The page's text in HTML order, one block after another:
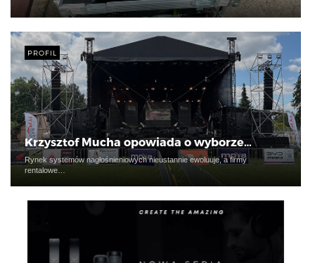
PROFIL
Krzysztof Mucha opowiada o wyborze…
Rynek systemów nagłośnieniowych nieustannie ewoluuje, a firmy
rentalowe…